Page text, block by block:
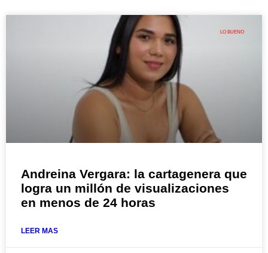
LO BUENO
Andreina Vergara: la cartagenera que
logra un millón de visualizaciones
en menos de 24 horas
LEER MAS